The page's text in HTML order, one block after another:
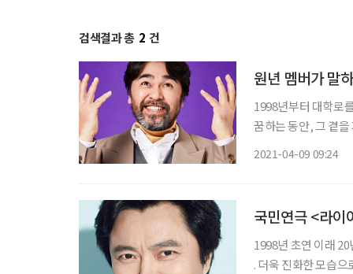
검색결과 총 2 건
원년 멤버가 말
1998년부터 대학로
꿈하는 동안, 그 곁
2021-04-09 09:24
1998년 초연 이래
. 더욱 진화한 모습